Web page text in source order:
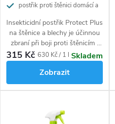
t
ů
postřik proti štěnici domácí a
Insekticidní postřik Protect Plus
na štěnice a blechy je účinnou
zbraní při boji proti štěnicím i
proti blechám.
Je vhodný zejména pro úplnou
likvidaci štěnic či blech v
počátečních fázích zamoření.
Díky mechanickému
snadno a bezpečně. Na hmyz
315 Kč Měrná
630 Kč / 1 l Skladem
Zobrazit